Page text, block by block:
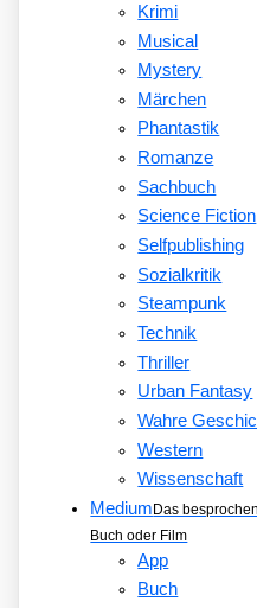
Krimi
Musical
Mystery
Märchen
Phantastik
Romanze
Sachbuch
Science Fiction
Selfpublishing
Sozialkritik
Steampunk
Technik
Thriller
Urban Fantasy
Wahre
Western
Wissenschaft
MediumDas
Buch oder Film
App
Buch